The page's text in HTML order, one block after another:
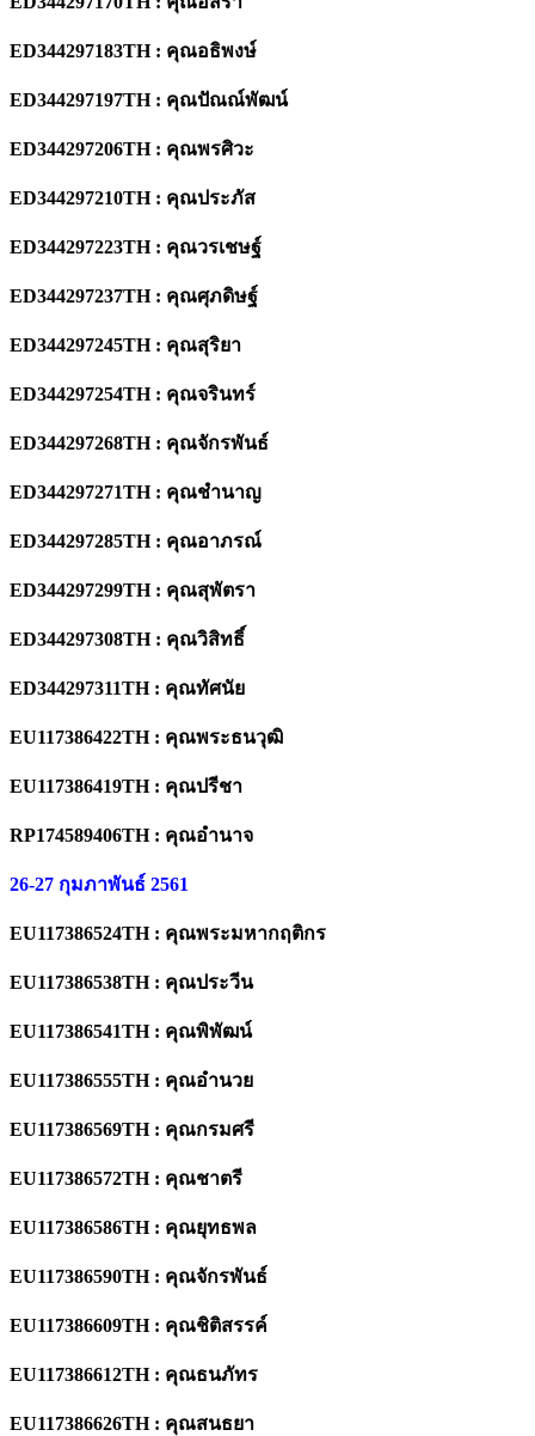
ED344297183TH : คุณอธิพงษ์
ED344297197TH : คุณปัณณ์พัฒน์
ED344297206TH : คุณพรศิวะ
ED344297210TH : คุณประภัส
ED344297223TH : คุณวรเชษฐ์
ED344297237TH : คุณศุภดิษฐ์
ED344297245TH : คุณสุริยา
ED344297254TH : คุณจรินทร์
ED344297268TH : คุณจักรพันธ์
ED344297271TH : คุณชำนาญ
ED344297285TH : คุณอาภรณ์
ED344297299TH : คุณสุพัตรา
ED344297308TH : คุณวิสิทธิ์
ED344297311TH : คุณทัศนัย
EU117386422TH : คุณพระธนวุฒิ
EU117386419TH : คุณปรีชา
RP174589406TH : คุณอำนาจ
26-27 กุมภาพันธ์ 2561
EU117386524TH : คุณพระมหากฤติกร
EU117386538TH : คุณประวีน
EU117386541TH : คุณพิพัฒน์
EU117386555TH : คุณอำนวย
EU117386569TH : คุณกรมศรี
EU117386572TH : คุณชาตรี
EU117386586TH : คุณยุทธพล
EU117386590TH : คุณจักรพันธ์
EU117386609TH : คุณชิติสรรค์
EU117386612TH : คุณธนภัทร
EU117386626TH : คุณสนธยา